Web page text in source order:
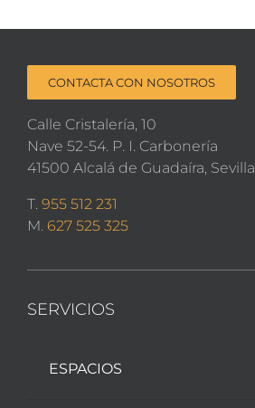
CONTACTA CON NOSOTROS
Calle Cristalería, 10
Nave 52-54. P. I. Carbonería
41500 Alcalá de Guadaíra, Sevilla
T. 955 512 231
M. 627 525 325
SERVICIOS
ESPACIOS